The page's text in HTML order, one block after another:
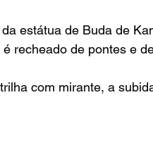
estátua de Buda de
recheado de pontes e
com mirante, a